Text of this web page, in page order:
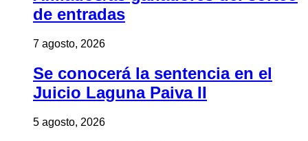
de entradas
7 agosto, 2026
Se conocerá la sentencia en el
Juicio Laguna Paiva II
5 agosto, 2026